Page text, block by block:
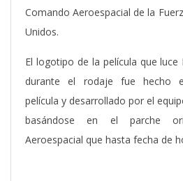
Comando Aeroespacial de la
Unidos.
El logotipo de la película que luce
durante el rodaje fue hecho
película y desarrollado por el
basándose en el parche
Aeroespacial que hasta fecha de